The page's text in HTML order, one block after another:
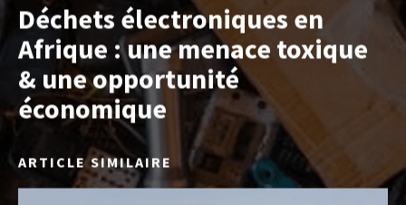
Déchets électroniques en
Afrique : une menace toxique
& une opportunité
économique
ARTICLE SIMILAIRE